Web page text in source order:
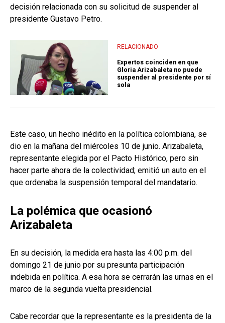
decisión relacionada con su solicitud de suspender al
presidente Gustavo Petro.
RELACIONADO
Expertos coinciden en que
Gloria Arizabaleta no puede
suspender al presidente por sí
sola
Este caso, un hecho inédito en la política colombiana, se
dio en la mañana del miércoles 10 de junio. Arizabaleta,
representante elegida por el Pacto Histórico, pero sin
hacer parte ahora de la colectividad; emitió un auto en el
que ordenaba la suspensión temporal del mandatario.
La polémica que ocasionó
Arizabaleta
En su decisión, la medida era hasta las 4:00 p.m. del
domingo 21 de junio por su presunta participación
indebida en política. A esa hora se cerrarán las urnas en el
marco de la segunda vuelta presidencial.
Cabe recordar que la representante es la presidenta de la